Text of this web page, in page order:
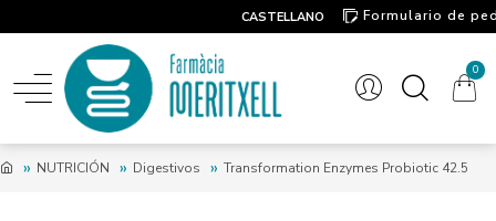
CASTELLANO
Formulario de
0
NUTRICIÓN Digestivos Transformation Enzymes Probiotic 42.5